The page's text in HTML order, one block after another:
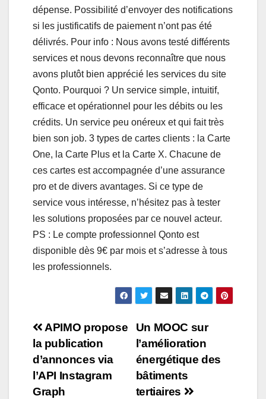
dépense. Possibilité d’envoyer des notifications
si les justificatifs de paiement n’ont pas été
délivrés. Pour info : Nous avons testé différents
services et nous devons reconnaître que nous
avons plutôt bien apprécié les services du site
Qonto. Pourquoi ? Un service simple, intuitif,
efficace et opérationnel pour les débits ou les
crédits. Un service peu onéreux et qui fait très
bien son job. 3 types de cartes clients : la Carte
One, la Carte Plus et la Carte X. Chacune de
ces cartes est accompagnée d’une assurance
pro et de divers avantages. Si ce type de
service vous intéresse, n’hésitez pas à tester
les solutions proposées par ce nouvel acteur.
PS : Le compte professionnel Qonto est
disponible dès 9€ par mois et s’adresse à tous
les professionnels.
Navigation
de
l’article
Un MOOC sur
l’amélioration
énergétique des
bâtiments
tertiaires
APIMO propose
la publication
d’annonces via
l’API Instagram
Graph